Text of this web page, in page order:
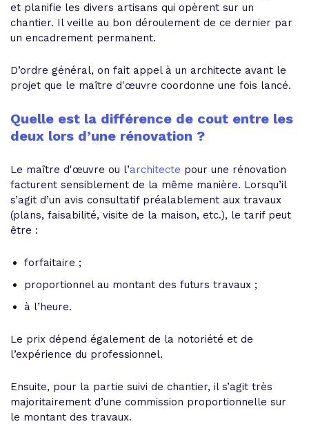
et planifie les divers artisans qui opèrent sur un
chantier. Il veille au bon déroulement de ce dernier par
un encadrement permanent.
D’ordre général, on fait appel à un architecte avant le
projet que le maître d'œuvre coordonne une fois lancé.
Quelle est la différence de cout entre les
deux lors d’une rénovation ?
Le maître d'œuvre ou l’architecte pour une rénovation
facturent sensiblement de la même manière. Lorsqu’il
s’agit d’un avis consultatif préalablement aux travaux
(plans, faisabilité, visite de la maison, etc.), le tarif peut
être :
forfaitaire ;
proportionnel au montant des futurs travaux ;
à l’heure.
Le prix dépend également de la notoriété et de
l’expérience du professionnel.
Ensuite, pour la partie suivi de chantier, il s’agit très
majoritairement d’une commission proportionnelle sur
le montant des travaux.